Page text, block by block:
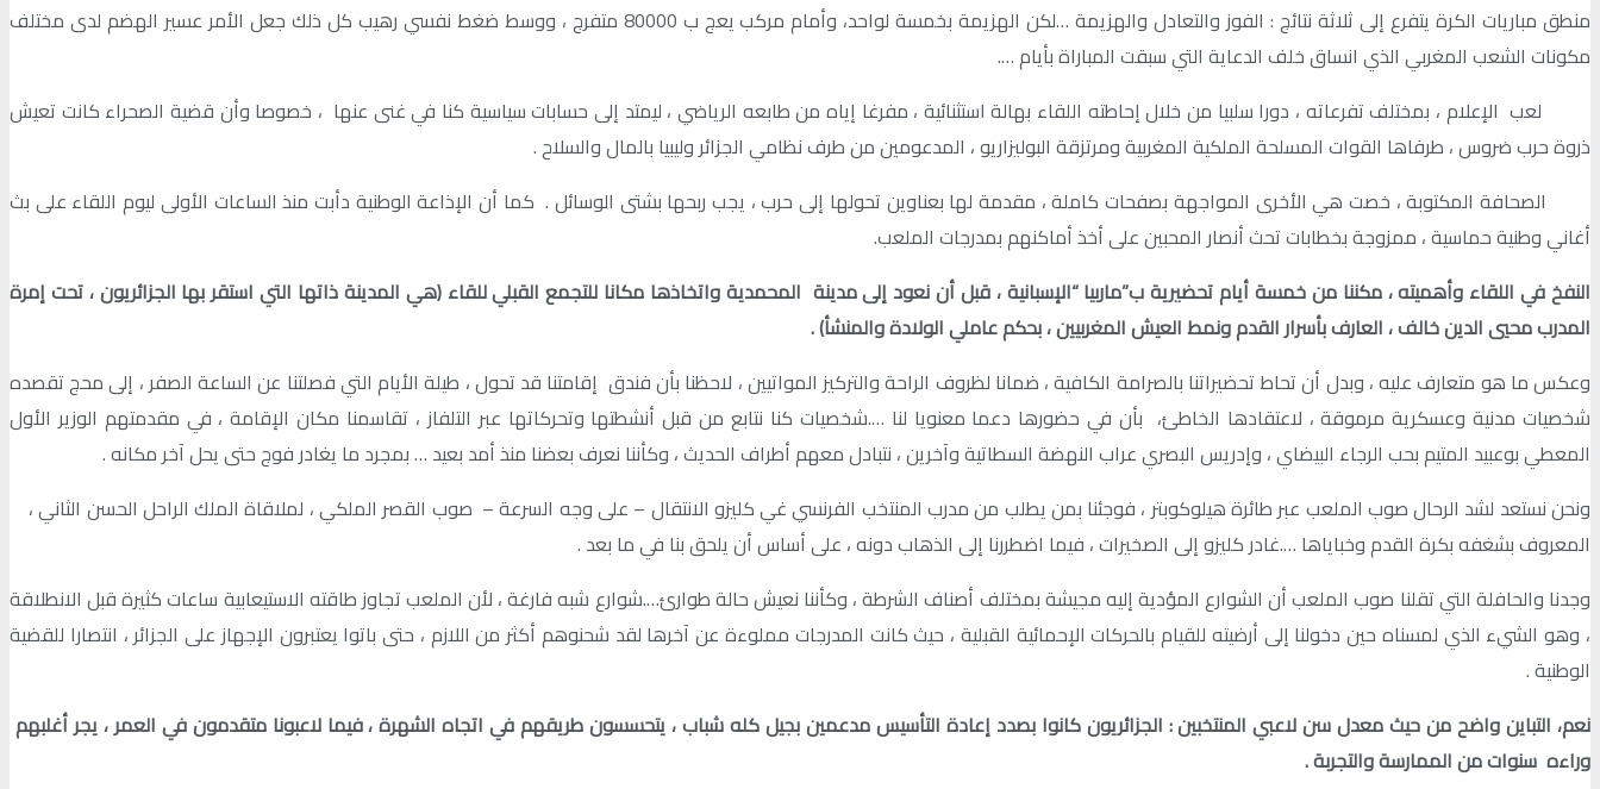
منطق مباريات الكرة يتفرع إلى ثلاثة نتائج : الفوز والتعادل والهزيمة …لكن الهزيمة بخمسة لواحد، وأمام مركب يعج ب 80000 متفرج ، ووسط ضغط نفسي رهيب كل ذلك جعل الأمر عسير الهضم لدى مختلف
مكونات الشعب المغربي الذي انساق خلف الدعاية التي سبقت المباراة بأيام ….
لعب الإعلام ، بمختلف تفرعاته ، دورا سلبيا من خلال إحاطته اللقاء بهالة استثنائية ، مفرغا إياه من طابعه الرياضي ، ليمتد إلى حسابات سياسية كنا في غنى عنها ، خصوصا وأن قضية الصحراء كانت تعيش
ذروة حرب ضروس ، طرفاها القوات المسلحة الملكية المغربية ومرتزقة البوليزاريو ، المدعومين من طرف نظامي الجزائر وليبيا بالمال والسلاح .
الصحافة المكتوبة ، خصت هي الأخرى المواجهة بصفحات كاملة ، مقدمة لها بعناوين تحولها إلى حرب ، يجب ربحها بشتى الوسائل . كما أن الإذاعة الوطنية دأبت منذ الساعات الأولى ليوم اللقاء على بث
أغاني وطنية حماسية ، ممزوجة بخطابات تحث أنصار المحبين على أخذ أماكنهم بمدرجات الملعب.
النفخ في اللقاء وأهميته ، مكننا من خمسة أيام تحضيرية ب”ماربيا “الإسبانية ، قبل أن نعود إلى مدينة المحمدية واتخاذها مكانا للتجمع القبلي للقاء (هي المدينة ذاتها التي استقر بها الجزائريون ، تحت إمرة
المدرب محيي الدين خالف ، العارف بأسرار القدم ونمط العيش المغربيين ، بحكم عاملي الولادة والمنشأ) .
وعكس ما هو متعارف عليه ، وبدل أن تحاط تحضيراتنا بالصرامة الكافية ، ضمانا لظروف الراحة والتركيز المواتيين ، لاحظنا بأن فندق إقامتنا قد تحول ، طيلة الأيام التي فصلتنا عن الساعة الصفر ، إلى محج تقصده
شخصيات مدنية وعسكرية مرموقة ، لاعتقادها الخاطئ، بأن في حضورها دعما معنويا لنا ….شخصيات كنا نتابع من قبل أنشطتها وتحركاتها عبر التلفاز ، تقاسمنا مكان الإقامة ، في مقدمتهم الوزير الأول
المعطي بوعبيد المتيم بحب الرجاء البيضاي ، وإدريس البصري عراب النهضة السطاتية وآخرين ، نتبادل معهم أطراف الحديث ، وكأننا نعرف بعضنا منذ أمد بعيد … بمجرد ما يغادر فوج حتى يحل آخر مكانه .
ونحن نستعد لشد الرحال صوب الملعب عبر طائرة هيلوكوبتر ، فوجئنا بمن يطلب من مدرب المنتخب الفرنسي غي كليزو الانتقال – على وجه السرعة – صوب القصر الملكي ، لملاقاة الملك الراحل الحسن الثاني ،
المعروف بشغفه بكرة القدم وخباياها ….غادر كليزو إلى الصخيرات ، فيما اضطررنا إلى الذهاب دونه ، على أساس أن يلحق بنا في ما بعد .
وجدنا والحافلة التي تقلنا صوب الملعب أن الشوارع المؤدية إليه مجيشة بمختلف أصناف الشرطة ، وكأننا نعيش حالة طوارئ….شوارع شبه فارغة ، لأن الملعب تجاوز طاقته الاستيعابية ساعات كثيرة قبل الانطلاقة
، وهو الشيء الذي لمسناه حين دخولنا إلى أرضيته للقيام بالحركات الإحمائية القبلية ، حيث كانت المدرجات مملوءة عن آخرها لقد شحنوهم أكثر من اللازم ، حتى باتوا يعتبرون الإجهاز على الجزائر ، انتصارا للقضية
الوطنية .
نعم، التباين واضح من حيث معدل سن لاعبي المنتخبين : الجزائريون كانوا بصدد إعادة التأسيس مدعمين بجيل كله شباب ، يتحسسون طريقهم في اتجاه الشهرة ، فيما لاعبونا متقدمون في العمر ، يجر أغلبهم
وراءه سنوات من الممارسة والتجربة.